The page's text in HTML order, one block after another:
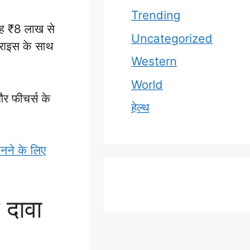
₹8 लाख से
के साथ
फीचर्स के
के लिए
Trending
Uncategorized
Western
World
हेल्थ